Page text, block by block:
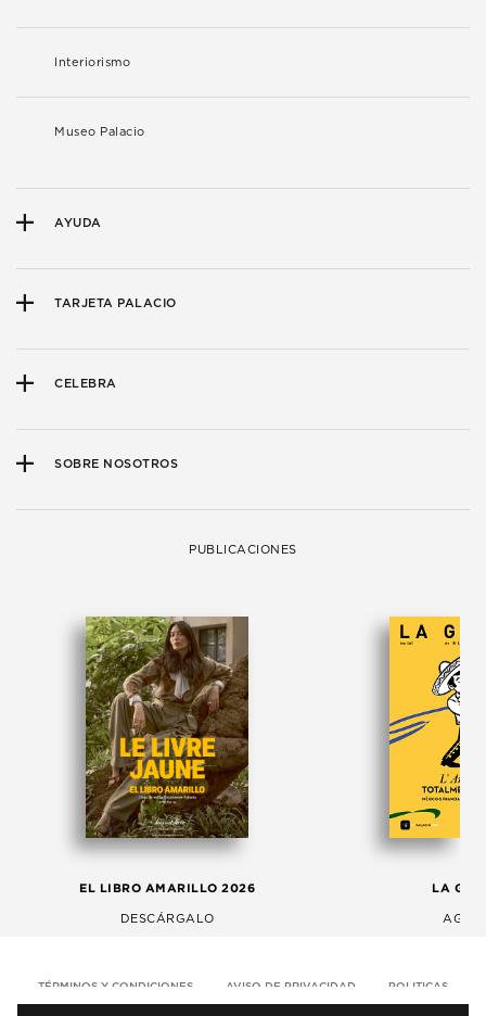
Interiorismo
Museo Palacio
AYUDA
TARJETA PALACIO
CELEBRA
SOBRE NOSOTROS
PUBLICACIONES
EL LIBRO AMARILLO 2026
DESCÁRGALO
LA
TÉRMINOS Y CONDICIONES AVISO DE PRIVACIDAD POLITICAS